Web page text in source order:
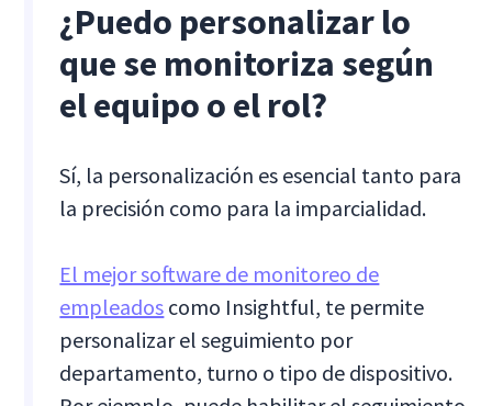
¿Puedo personalizar lo
que se monitoriza según
el equipo o el rol?
Sí, la personalización es esencial tanto para
la precisión como para la imparcialidad.
El mejor software de monitoreo de
empleados como Insightful, te permite
personalizar el seguimiento por
departamento, turno o tipo de dispositivo.